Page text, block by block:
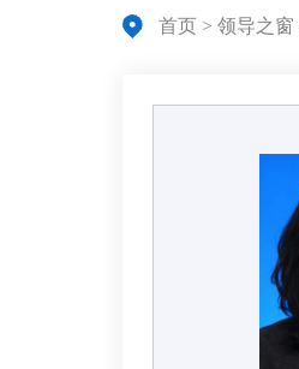
首页 > 领导之窗